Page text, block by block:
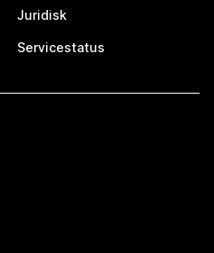
Juridisk
Servicestatus